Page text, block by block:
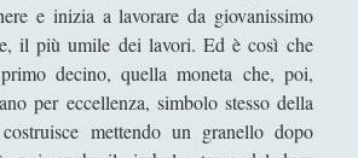
Internazionali(14)
(160)
e inizia a lavorare da giovanissimo
il più umile dei lavori. Ed è così che
decino, quella moneta che, poi,
per eccellenza, simbolo stesso della
mettendo un granello dopo